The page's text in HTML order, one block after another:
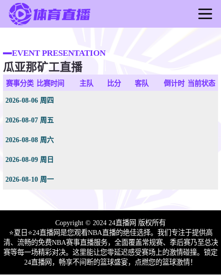
足球直播
篮球直播
足球录像
篮球新闻
EVENT PRESENTATION
瓜亚那矿工直播
赛事分类 比赛时间 主队 比分 客队 倒计时 当前状态
2026-08-06 周四
2026-08-07 周五
2026-08-08 周六
2026-08-09 周日
2026-08-10 周一
Copyright © 2024 24直播网 版权所有
⭐️夏日⭐24直播网是您观看NBA直播的绝佳选择。我们专注于提供高
清、流畅的免费NBA赛事直播服务，全面覆盖常规赛、季后赛乃至总决
赛等每一场精彩对决。这里能让您零延迟感受赛场上的激情碰撞。锁定
24直播网，畅享不间断的篮球盛宴，点燃您的篮球激情！